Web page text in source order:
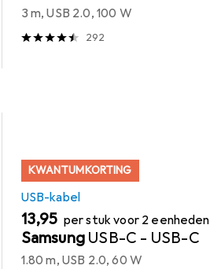
3 m, USB 2.0, 100 W
292
KWANTUMKORTING
USB-kabel
EUR
13,95 per stuk voor 2 eenheden
Samsung USB-C - USB-C
1.80 m, USB 2.0, 60 W